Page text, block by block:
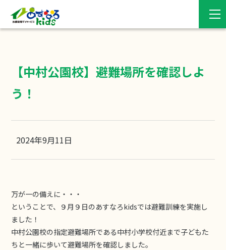
【中村公園校】避難場所を確認しよ
う！
2024年9月11日
万が一の備えに・・・
ということで、９月９日のあすなろkidsでは避難訓練を実施し
ました！
中村公園校の指定避難場所である中村小学校付近まで子どもた
ちと一緒に歩いて避難場所を確認しました。